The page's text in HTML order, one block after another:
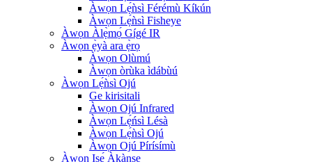
Àwọn Lẹ́ǹsì Férémù Kíkún
Àwọn Lẹ́ǹsì Fisheye
Àwọn Àlẹ̀mọ́ Gígé IR
Àwọn ẹ̀yà ara ẹ̀rọ
Àwọn Olùmú
Àwọn òrùka ìdábùú
Àwọn Lẹ́ǹsì Ojú
Ge kirisitali
Àwọn Ojú Infrared
Àwọn Lẹ́ńsì Lésà
Àwọn Lẹ́ǹsì Ojú
Àwọn Ojú Pírísímù
Àwọn Iṣẹ́ Àkànṣe